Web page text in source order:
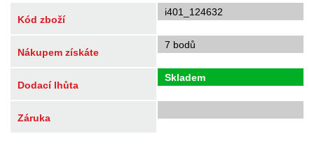
Kód zboží
i401_124632
Nákupem získáte
7 bodů
Dodací lhůta
Skladem
Záruka